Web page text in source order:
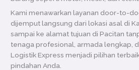
Kami menawarkan layanan door-to-
dijemput langsung dari lokasi asal di
sampai ke alamat tujuan di Pacitan
tenaga profesional, armada lengkap,
Logistik Express menjadi pilihan
pindahan Anda.